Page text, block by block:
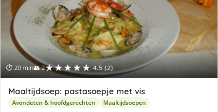
⏱ 20 min👥 2★★★★★ 4.5 (2)
Maaltijdsoep: pastasoepje met vis
Avondeten & hoofdgerechten Maaltijdsoepen